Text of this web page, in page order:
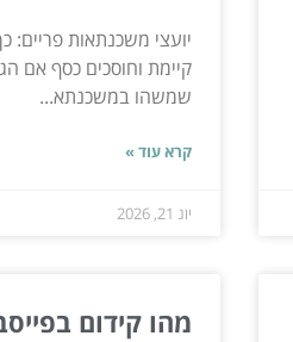
יועצי משכנתאות פריים:
קיימת וחוסכים כסף אם
שמשהו במשכנתא...
קרא עוד »
יונ 21, 2026
מהו קידום